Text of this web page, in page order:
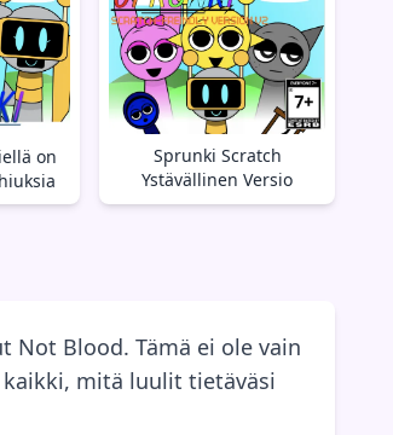
on
Sprunki Scratch
Ystävällinen Versio
Not Blood. Tämä ei ole vain
mitä luulit tietäväsi